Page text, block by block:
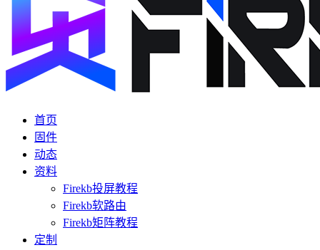
首页
固件
动态
资料
Firekb投屏教程
Firekb软路由
Firekb矩阵教程
定制